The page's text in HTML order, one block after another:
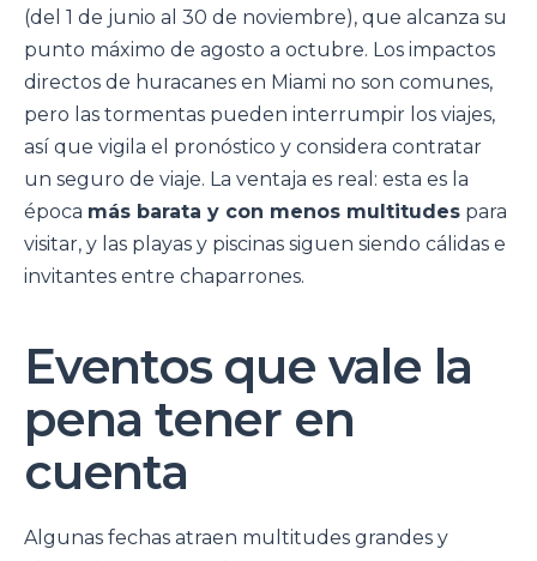
(del 1 de junio al 30 de noviembre), que alcanza su
punto máximo de agosto a octubre. Los impactos
directos de huracanes en Miami no son comunes,
pero las tormentas pueden interrumpir los viajes,
así que vigila el pronóstico y considera contratar
un seguro de viaje. La ventaja es real: esta es la
época más barata y con menos multitudes para
visitar, y las playas y piscinas siguen siendo cálidas e
invitantes entre chaparrones.
Eventos que vale la
pena tener en
cuenta
Algunas fechas atraen multitudes grandes y